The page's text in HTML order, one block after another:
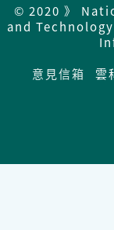
© 2020 》
and
意見信箱
雲